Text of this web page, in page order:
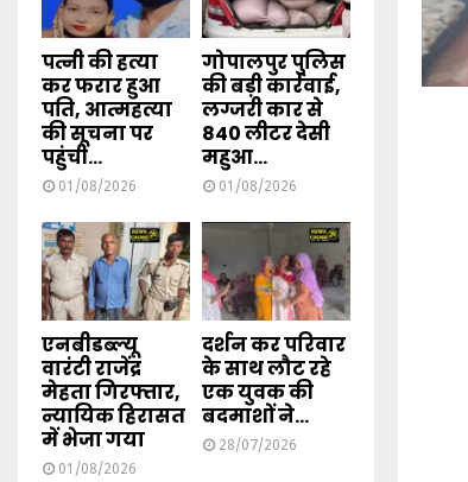
पत्नी की हत्या
कर फरार हुआ
पति, आत्महत्या
की सूचना पर
पहुंची...
01/08/2026
गोपालपुर पुलिस
की बड़ी कार्रवाई,
लग्जरी कार से
840 लीटर देसी
महुआ...
01/08/2026
एनबीडब्ल्यू
वारंटी राजेंद्र
मेहता गिरफ्तार,
न्यायिक हिरासत
में भेजा गया
01/08/2026
दर्शन कर परिवार
के साथ लौट रहे
एक युवक की
बदमाशों ने...
28/07/2026